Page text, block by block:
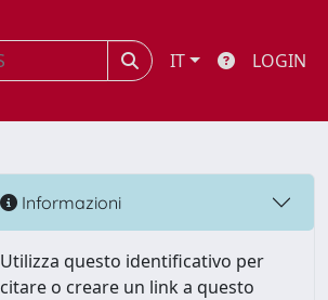
IT LOGIN
Informazioni
Utilizza questo identificativo per
citare o creare un link a questo